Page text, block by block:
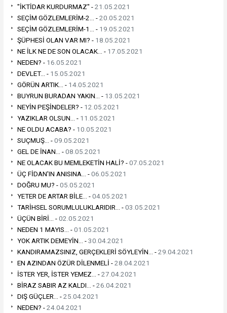
"İKTİDAR KURDURMAZ" -21.05.2021
SEÇİM GÖZLEMLERİM-2... -20.05.2021
SEÇİM GÖZLEMLERİM-1... - 19.05.2021
ŞÜPHESİ OLAN VAR MI? - 18.05.2021
NE İLK NE DE SON OLACAK... - 17.05.2021
NEDEN? - 16.05.2021
DEVLET... - 15.05.2021
GÖRÜN ARTIK... - 14.05.2021
BUYRUN BURADAN YAKIN... - 13.05.2021
NEYİN PEŞİNDELER? - 12.05.2021
YAZIKLAR OLSUN... - 11.05.2021
NE OLDU ACABA? - 10.05.2021
SUÇMUŞ... -09.05.2021
GEL DE İNAN... -08.05.2021
NE OLACAK BU MEMLEKETİN HALİ? -07.05.2021
ÜÇ FİDAN'IN ANISINA... -06.05.2021
DOĞRU MU? -05.05.2021
YETER DE ARTAR BİLE... -04.05.2021
TARİHSEL SORUMLULUKLARIDIR... -03.05.2021
ÜÇÜN BİRİ... -02.05.2021
NEDEN 1 MAYIS... -01.05.2021
YOK ARTIK DEMEYİN... -30.04.2021
KANDIRAMAZSINIZ, GERÇEKLERİ SÖYLEYİN... -29.04.2021
EN AZINDAN ÖZÜR DİLENMELİ -28.04.2021
İSTER YER, İSTER YEMEZ... -27.04.2021
BİRAZ SABIR AZ KALDI... -26.04.2021
DIŞ GÜÇLER... -25.04.2021
NEDEN? -24.04.2021